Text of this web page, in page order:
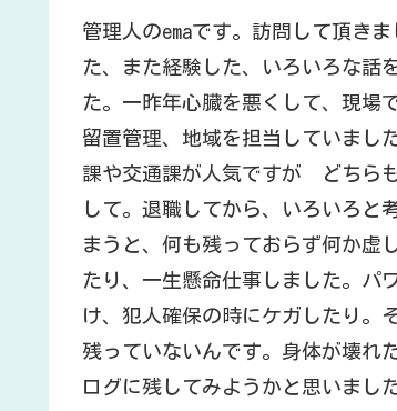
管理人のemaです。訪問して頂き
た、また経験した、いろいろな話
た。一昨年心臓を悪くして、現場
留置管理、地域を担当していまし
課や交通課が人気ですが どちら
して。退職してから、いろいろと
まうと、何も残っておらず何か虚
たり、一生懸命仕事しました。パ
け、犯人確保の時にケガしたり。
残っていないんです。身体が壊れ
ログに残してみようかと思いまし